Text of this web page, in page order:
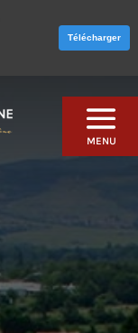
Télécharger